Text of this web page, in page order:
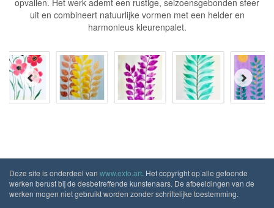
opvallen. Het werk ademt een rustige, seizoensgebonden sfeer
uit en combineert natuurlijke vormen met een helder en
harmonieus kleurenpalet.
Deze site is onderdeel van www.exto.art. Het copyright op alle getoonde
werken berust bij de desbetreffende kunstenaars. De afbeeldingen van de
werken mogen niet gebruikt worden zonder schriftelijke toestemming.